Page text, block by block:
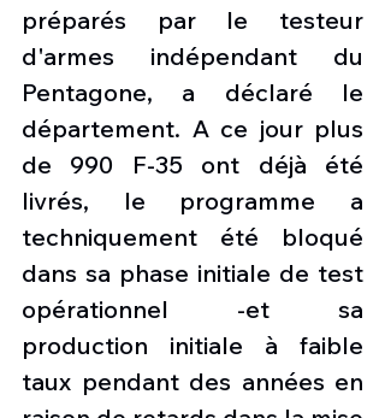
préparés par le testeur
d'armes indépendant du
Pentagone, a déclaré le
département. A ce jour plus
de 990 F-35 ont déjà été
livrés, le programme a
techniquement été bloqué
dans sa phase initiale de test
opérationnel -et sa
production initiale à faible
taux pendant des années en